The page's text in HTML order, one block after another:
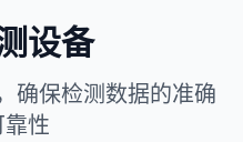
设备
确保检测数据的准确
性